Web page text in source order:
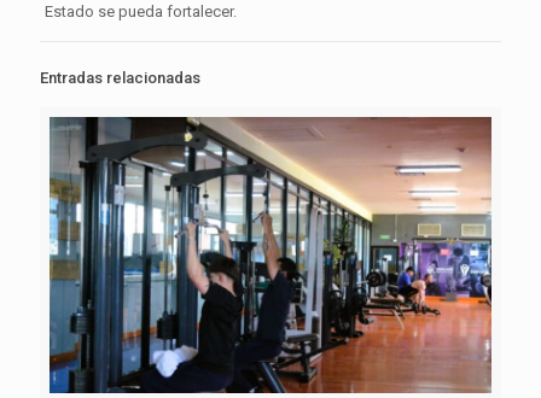
Estado se pueda fortalecer.
Entradas relacionadas